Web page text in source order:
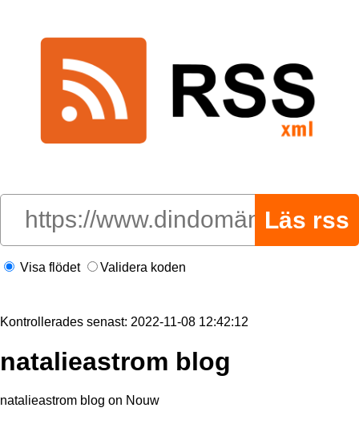
Visa flödet Validera koden
Kontrollerades senast: 2022-11-08 12:42:12
natalieastrom blog
natalieastrom blog on Nouw